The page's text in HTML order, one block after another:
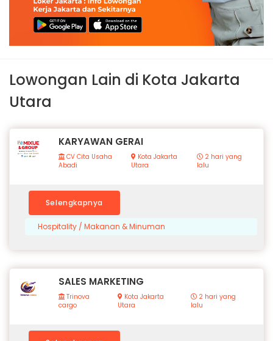
Lowongan Lain di Kota Jakarta
Utara
KARYAWAN GERAI
CV Cita Usaha
Abadi
Kota Jakarta
Utara
2 hari yang
lalu
Selengkapnya
Hospitality / Makanan & Minuman
SALES MARKETING
Trinova
cargo
Kota Jakarta
Utara
2 hari yang
lalu